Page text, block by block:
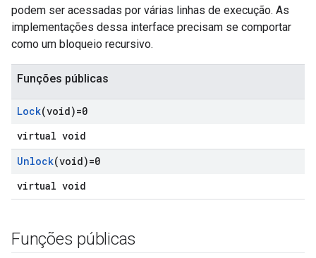
podem ser acessadas por várias linhas de execução. As
implementações dessa interface precisam se comportar
como um bloqueio recursivo.
Funções públicas
Lock(void)=0
virtual void
Unlock(void)=0
virtual void
Funções públicas